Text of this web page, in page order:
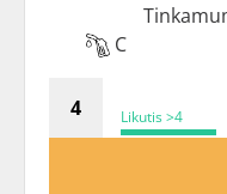
C
Likutis >4